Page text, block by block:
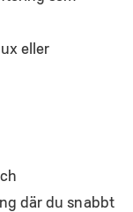
eller
där du snabbt